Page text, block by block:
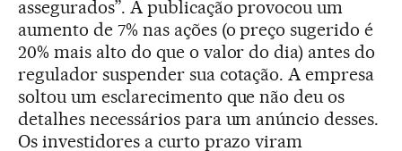
assegurados”. A publicação provocou um
aumento de 7% nas ações (o preço sugerido é
20% mais alto do que o valor do dia) antes do
regulador suspender sua cotação. A empresa
soltou um esclarecimento que não deu os
detalhes necessários para um anúncio desses.
Os investidores a curto prazo viram